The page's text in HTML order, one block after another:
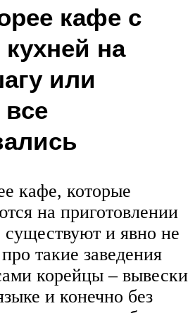
кафе с
на
или
кафе, которые
на приготовлении
существуют и явно не
такие заведения
корейцы – вывески
и конечно без